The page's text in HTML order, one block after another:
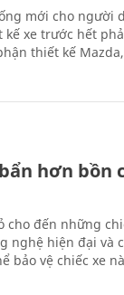
mới cho người
xe trước hết
thiết kế
hơn bồn
đến những
nghệ hiện đại và
bảo vệ chiếc xe